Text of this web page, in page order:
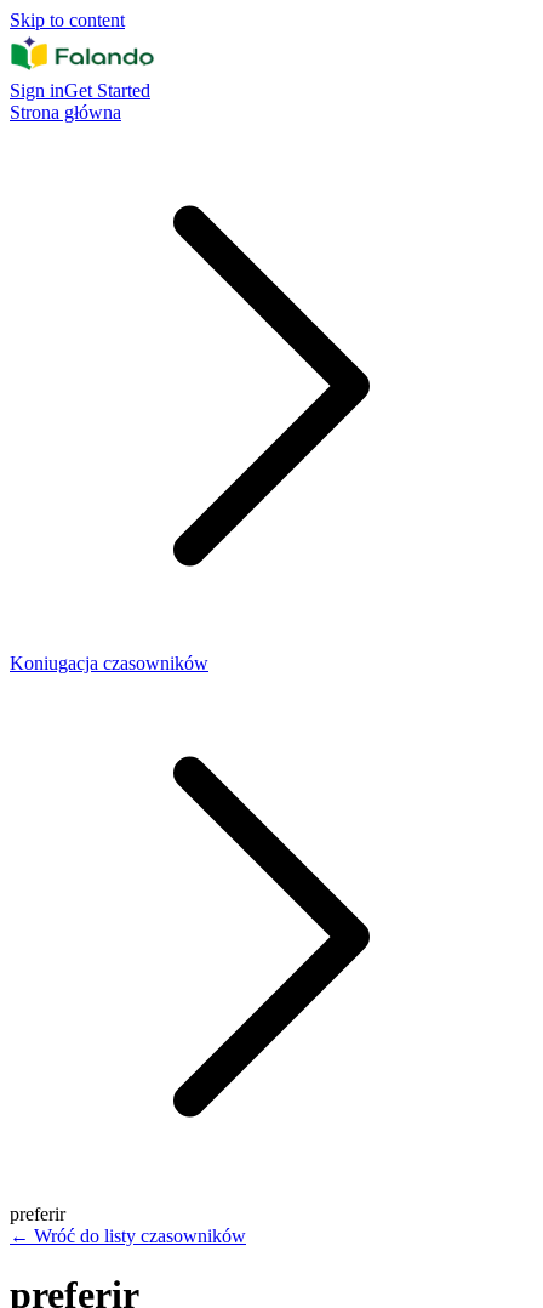
Skip to content
Sign inGet Started
Strona główna
Koniugacja czasowników
preferir
← Wróć do listy czasowników
preferir